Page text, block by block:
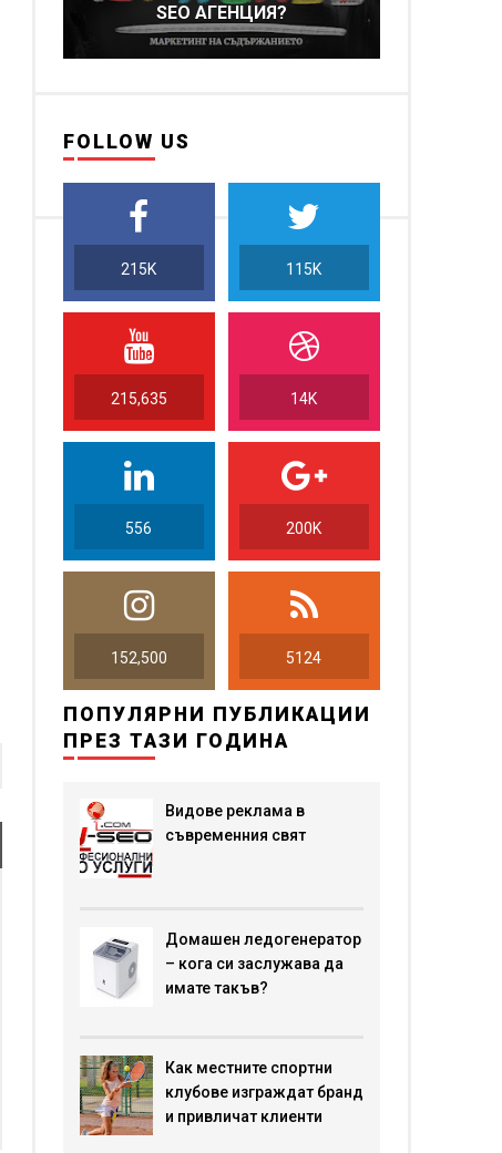
SEO АГЕНЦИЯ?
FOLLOW US
215K 115K
215,635 14K
556 200K
152,500 5124
ПОПУЛЯРНИ ПУБЛИКАЦИИ
ПРЕЗ ТАЗИ ГОДИНА
Видове реклама в
съвременния свят
Домашен ледогенератор
– кога си заслужава да
имате такъв?
Как местните спортни
клубове изграждат бранд
и привличат клиенти